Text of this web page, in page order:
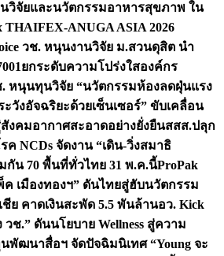
วิจัยและนวัตกรรมอาหารสุขภาพ ใน
ANUGA ASIA 2026
วช. หนุนงานวิจัย ม.สวนดุสิต นำ
ยกระดับความโปร่งใสองค์กร
หนุนทุนวิจัย “นวัตกรรมห้องลดฝุ่นแรง
วังอัจฉริยะด้วยเซ็นเซอร์” ขับเคลื่อน
งคมอากาศสะอาดอย่างยั่งยืนสสส.ปลุก
ค NCDs จัดงาน “เดิน-วิ่งสมาธิ
กัน 70 พื้นที่ทั่วไทย 31 พ.ค.นี้ProPak
ค เมืองทองฯ” ดันไทยสู่ฮับนวัตกรรม
ย คาดเงินสะพัด 5.5 พันล้านอว. Kick
วช.” ดันนโยบาย Wellness สู่ความ
พัฒนาสื่อฯ จัดปัจฉิมนิเทศ “Young จะ